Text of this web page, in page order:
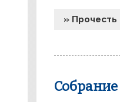
» Прочесть
Собрание